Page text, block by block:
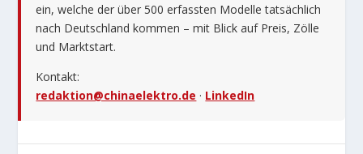
ein, welche der über 500 erfassten Modelle tatsächlich
nach Deutschland kommen – mit Blick auf Preis, Zölle
und Marktstart.
Kontakt:
redaktion@chinaelektro.de · LinkedIn